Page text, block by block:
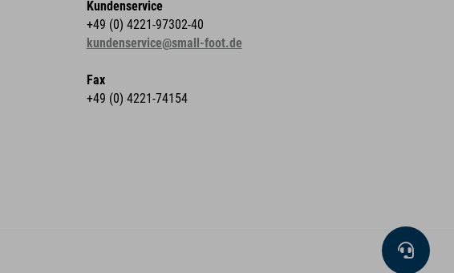
Kundenservice
+49 (0) 4221-97302-40
kundenservice@small-foot.de
Fax
+49 (0) 4221-74154